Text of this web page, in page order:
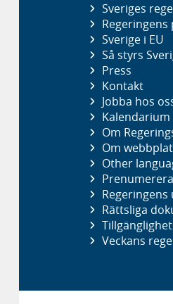
Sveriges
Regeringens
Sverige i EU
Så styrs
Press
Kontakt
Jobba hos
Kalendarium
Om
Om
Other
Rättsliga
Veckans